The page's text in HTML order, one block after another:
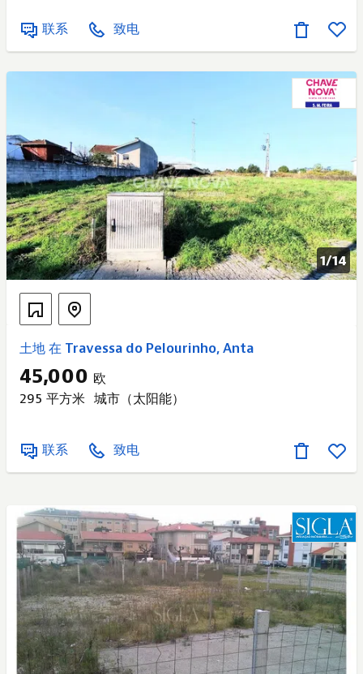
便利性和广泛的服务而闻名。对于希望立即开始建设的人
来说，这是一个理想的机会，可以受益于一个为执行而完
全准备好的现代化且实用的建筑项目。已批准项目 – 单
户住宅 底层 - 宽敞的客厅 – 30.92 平方米 - 厨房 –
14.98 平方米 - 卧室 – 11.95 平方米 - 浴室 – 4.98 平方
米 - 入口门厅和交通区域 - 车库 – 17.59 平方米 一楼 -
带私人浴室的主卧室 - 卧室 2 – 16.25 平方米 - 卧室 3 –
17.83 平方米 - 共用浴
联系 致电
1/14
土地 在 Travessa do Pelourinho, Anta
45,000 欧
295 平方米 城市（太阳能）
联系 致电